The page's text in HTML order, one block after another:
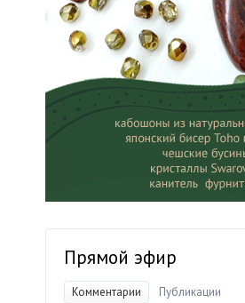
Прямой эфир
Комментарии Публикации